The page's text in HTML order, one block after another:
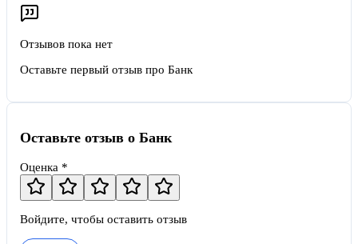
Отзывов пока нет
Оставьте первый отзыв про Банк
Оставьте отзыв о Банк
Оценка *
Войдите, чтобы оставить отзыв